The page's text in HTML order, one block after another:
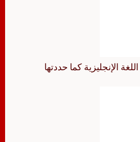
في اللغة الإنجليزية كما حددتها